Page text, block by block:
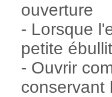
ouverture
- Lorsque
petite
- Ouvrir
conservant